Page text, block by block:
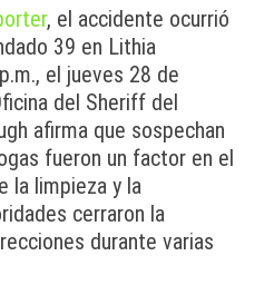
, el accidente ocurrió
39 en Lithia
el jueves 28 de
del Sheriff del
afirma que sospechan
fueron un factor en el
la limpieza y la
cerraron la
durante varias